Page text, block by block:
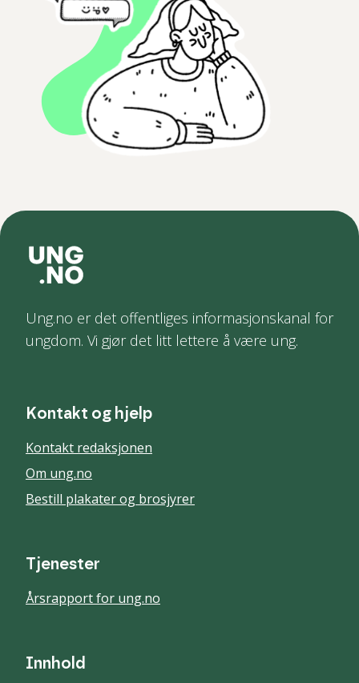
Ung.no er det offentliges informasjonskanal for
ungdom. Vi gjør det litt lettere å være ung.
Kontakt og hjelp
Kontakt redaksjonen
Om ung.no
Bestill plakater og brosjyrer
Tjenester
Årsrapport for ung.no
Innhold